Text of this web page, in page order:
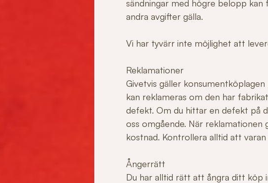
sändningar med högre belopp
andra avgifter gälla.
Vi har tyvärr inte möjlighet att
Reklamationer
Givetvis gäller
kan reklameras om den har
defekt. Om du hittar en defekt på
oss omgående. När reklamationen
kostnad. Kontrollera alltid att
Ångerrätt
Du har alltid rätt att ångra ditt köp